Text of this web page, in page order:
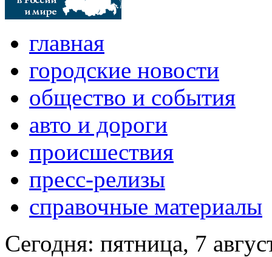
главная
городские новости
общество и события
авто и дороги
происшествия
пресс-релизы
справочные материалы
Сегодня: пятница, 7